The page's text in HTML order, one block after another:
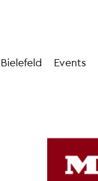
Events